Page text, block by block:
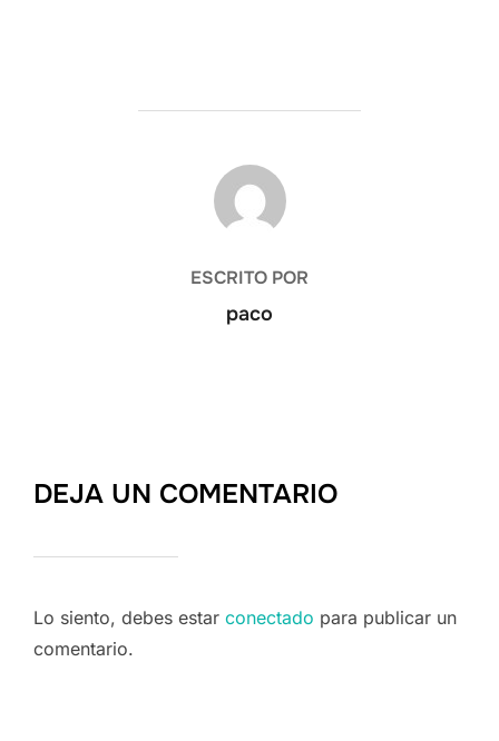
AUTOR DE LA ENTRADA
ESCRITO POR
paco
DEJA UN COMENTARIO
Lo siento, debes estar conectado para publicar un
comentario.